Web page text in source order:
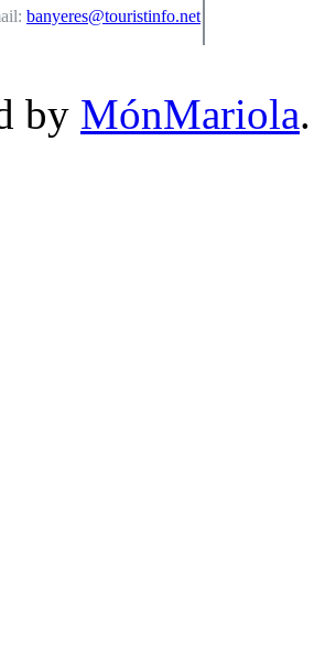
banyeres@touristinfo.net
by MónMariola.